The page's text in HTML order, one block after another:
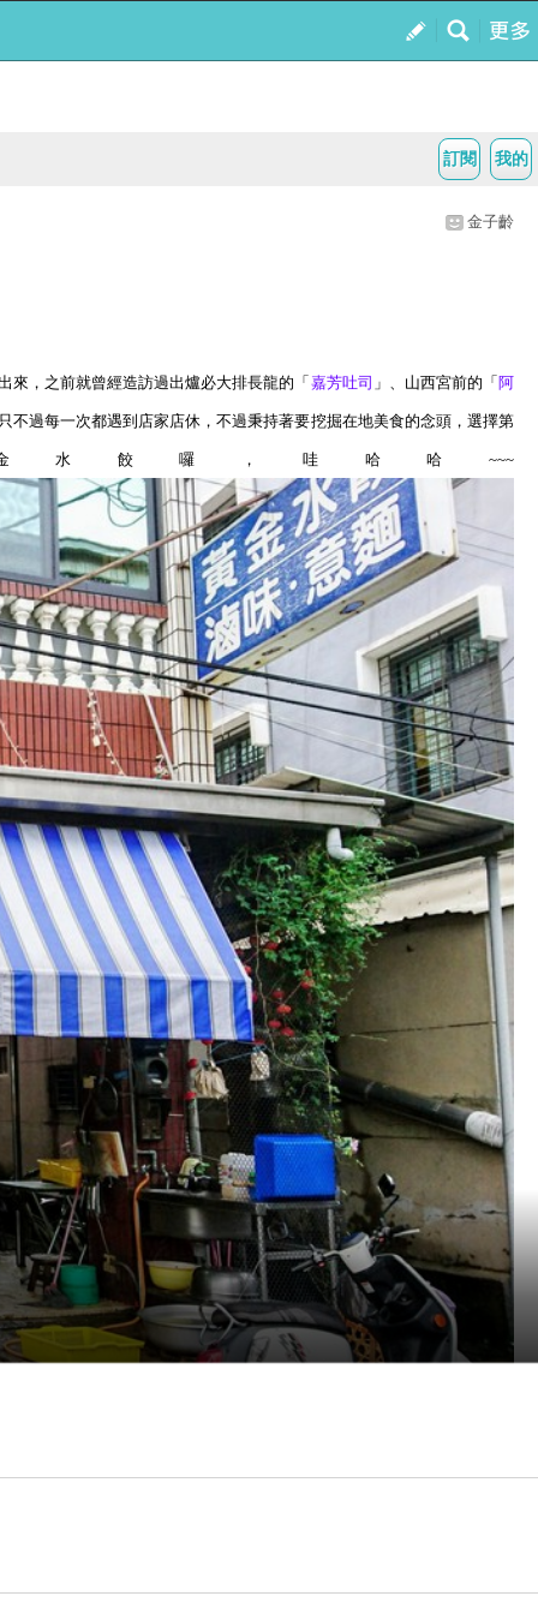
我的
訂閱
金子齡
，之前就曾經造訪過出爐必大排長龍的「 嘉芳吐司 」、山西宮前的「 阿
過每一次都遇到店家店休，不過秉持著要挖掘在地美食的念頭，選擇第
水餃囉，哇哈哈~~~
算大，有點退色，如果沒有特別注意的話，可能會忽略而過，當天還是
上門用餐。